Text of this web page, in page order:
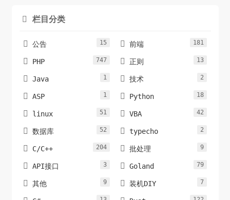
 栏目分类
 公告 15  前端 181
 PHP 747  正则 13
 Java 1  技术 2
 ASP 1  Python 18
 linux 51  VBA 42
 数据库 52  typecho 2
 C/C++ 204  批处理 9
 API接口 3  Goland 79
 其他 9  装机DIY 7